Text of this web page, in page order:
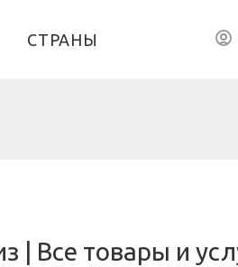
СТРАНЫ
| Все товары и